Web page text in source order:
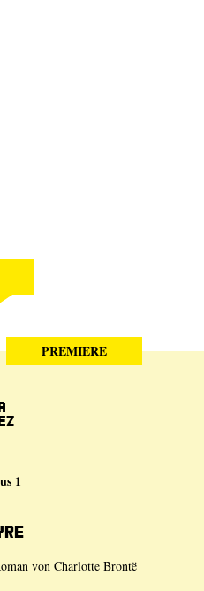
PREMIERE
1
von Charlotte Brontë